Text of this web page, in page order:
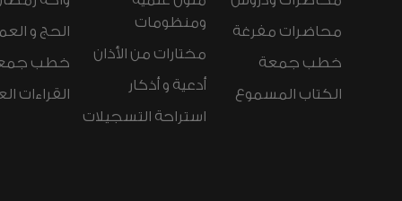
محاضرات مفرغة
خطب جمعة
الكتاب المسموع
ومنظومات
مختارات من الأذان
أدعية و أذكار
استراحة التسجيلات
الحج و
خطب
القراءات